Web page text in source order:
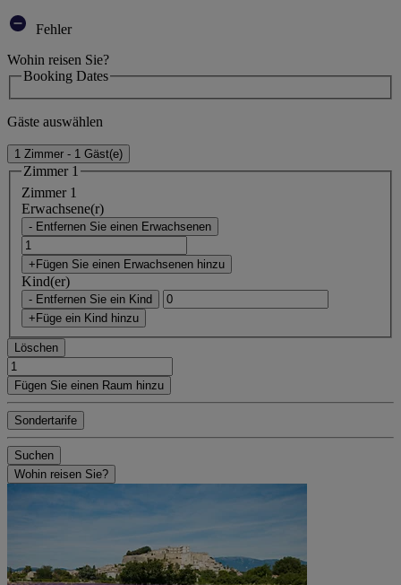
Fehler
Wohin reisen Sie?
Booking Dates
Gäste auswählen
1 Zimmer - 1 Gäst(e)
Zimmer 1
Zimmer 1
Erwachsene(r)
- Entfernen Sie einen Erwachsenen
+Fügen Sie einen Erwachsenen hinzu
Kind(er)
- Entfernen Sie ein Kind
+Füge ein Kind hinzu
Löschen
Fügen Sie einen Raum hinzu
Sondertarife
Suchen
Wohin reisen Sie?